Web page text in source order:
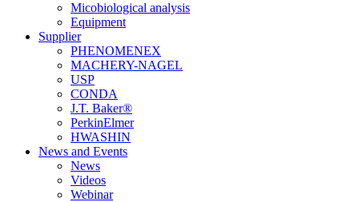
Micobiological analysis
Equipment
Supplier
PHENOMENEX
MACHERY-NAGEL
USP
CONDA
J.T. Baker®
PerkinElmer
HWASHIN
News and Events
News
Videos
Webinar